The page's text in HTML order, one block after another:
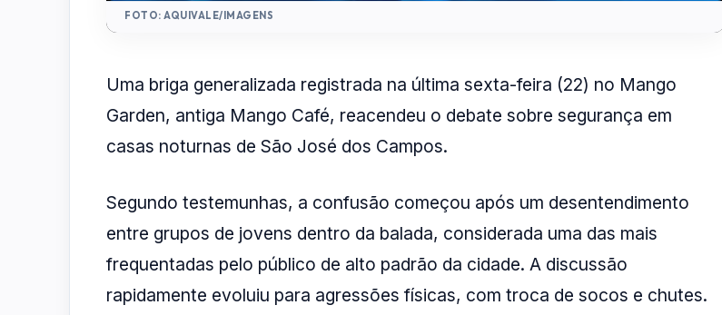
FOTO: AQUIVALE/IMAGENS
Uma briga generalizada registrada na última sexta-feira (22) no Mango
Garden, antiga Mango Café, reacendeu o debate sobre segurança em
casas noturnas de São José dos Campos.
Segundo testemunhas, a confusão começou após um desentendimento
entre grupos de jovens dentro da balada, considerada uma das mais
frequentadas pelo público de alto padrão da cidade. A discussão
rapidamente evoluiu para agressões físicas, com troca de socos e chutes.